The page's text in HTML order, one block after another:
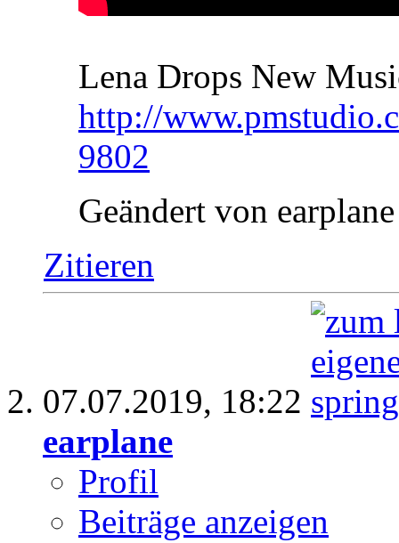
Lena Drops New
http://
9802
Geändert von
Zitieren
07.07.2019, 18:22
earplane
Profil
Beiträge anzeigen